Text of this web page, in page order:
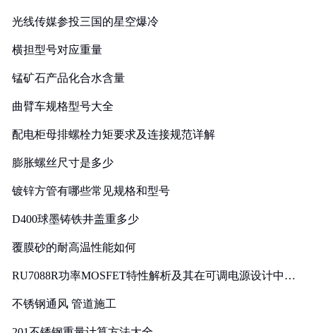
光线传媒参投三国的星空爆冷
横担型号对应重量
锰矿石产品化合水含量
曲臂车规格型号大全
配电柜母排螺栓力矩要求及连接规范详解
膨胀螺丝尺寸是多少
镀锌方管有哪些常见规格和型号
D400球墨铸铁井盖重多少
覆膜砂的耐高温性能如何
RU7088R功率MOSFET特性解析及其在可调电源设计中的
不锈钢通风 管道施工